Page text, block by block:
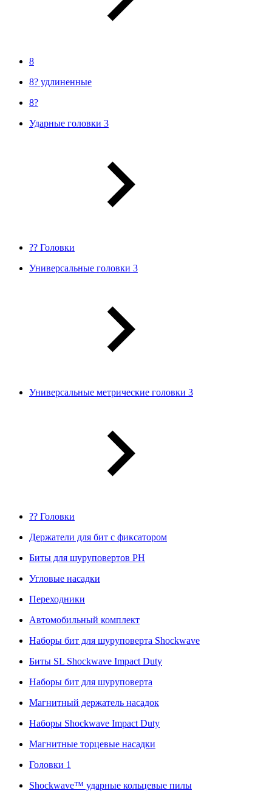
8
8? удлиненные
8?
Ударные головки 3
?? Головки
Универсальные головки 3
Универсальные метрические головки 3
?? Головки
Держатели для бит с фиксатором
Биты для шуруповертов PH
Угловые насадки
Переходники
Автомобильный комплект
Наборы бит для шуруповерта Shockwave
Биты SL Shockwave Impact Duty
Наборы бит для шуруповерта
Магнитный держатель насадок
Наборы Shockwave Impact Duty
Магнитные торцевые насадки
Головки 1
Shockwave™ ударные кольцевые пилы